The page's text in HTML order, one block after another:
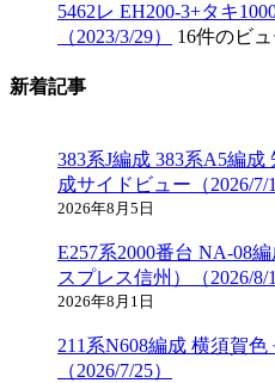
5462レ EH200-3+タキ
（2023/3/29）
16件のビ
新着記事
383系J編成 383系A5編
成サイドビュー（2026/7/
2026年8月5日
E257系2000番台 NA-08
スプレス信州）（2026/8/1
2026年8月1日
211系N608編成 横須賀
（2026/7/25）